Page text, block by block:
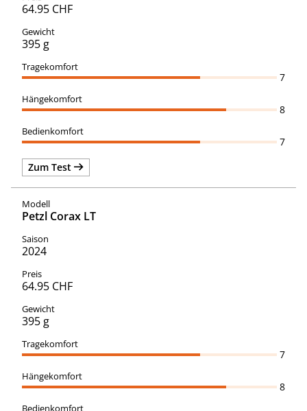
64.95 CHF
395 g
7
8
7
Zum Test
Petzl Corax LT
2024
64.95 CHF
395 g
7
8